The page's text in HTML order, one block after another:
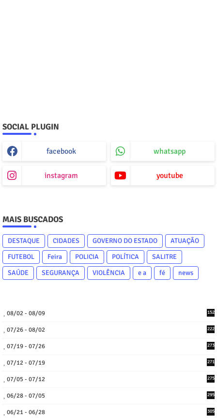
SOCIAL PLUGIN
facebook whatsapp
instagram youtube
MAIS BUSCADOS
DESTAQUE CIDADES GOVERNO DO ESTADO
ATUAÇÃO
FUTEBOL
Feira POLICIA POLÍTICA
SALITRE
SAÚDE
SEGURANÇA VIOLÊNCIA e a fé news
08/02 - 08/09 152
07/26 - 08/02 222
07/19 - 07/26 273
07/12 - 07/19 271
07/05 - 07/12 275
06/28 - 07/05 295
06/21 - 06/28 305